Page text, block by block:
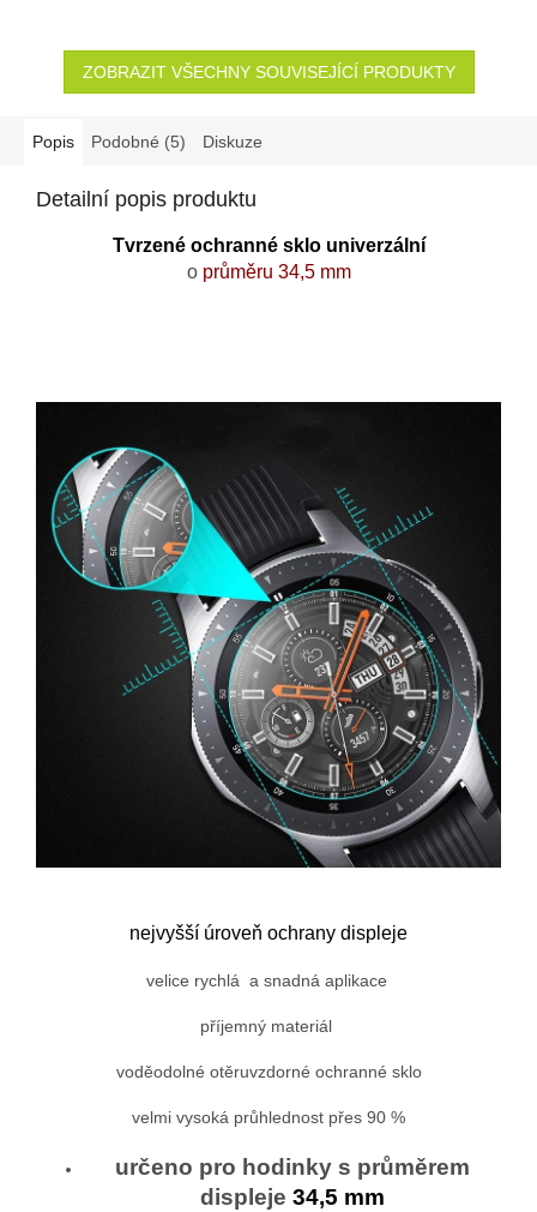
ZOBRAZIT VŠECHNY SOUVISEJÍCÍ PRODUKTY
Popis Podobné (5) Diskuze
Detailní popis produktu
Tvrzené ochranné sklo univerzální
o průměru 34,5 mm
nejvyšší úroveň ochrany displeje
velice rychlá a snadná aplikace
příjemný materiál
voděodolné otěruvzdorné ochranné sklo
velmi vysoká průhlednost přes 90 %
určeno pro hodinky s průměrem
displeje 34,5 mm